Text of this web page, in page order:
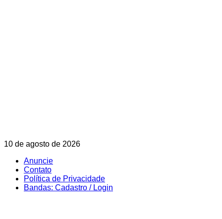
Skip
content
10 de agosto de 2026
Anuncie
Contato
Política de Privacidade
Bandas: Cadastro / Login